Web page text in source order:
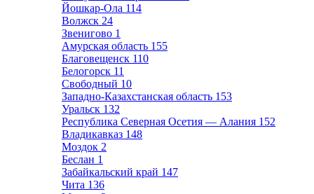
Йошкар-Ола 114
Волжск 24
Звенигово 1
Амурская область 155
Благовещенск 110
Белогорск 11
Свободный 10
Западно-Казахстанская область 153
Уральск 132
Республика Северная Осетия — Алания 152
Владикавказ 148
Моздок 2
Беслан 1
Забайкальский край 147
Чита 136